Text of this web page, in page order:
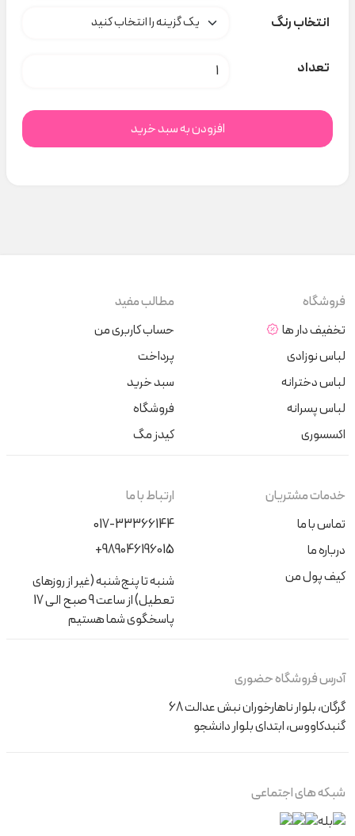
انتخاب رنگ
تعداد تیشرت و شلوارک خرس وبادکنک Poloni کد M0070 عدد
افزودن به سبد خرید
فروشگاه
تخفیف دار ها
لباس نوزادی
لباس دخترانه
لباس پسرانه
اکسسوری
مطالب مفید
حساب کاربری من
پرداخت
سبد خرید
فروشگاه
کیدز مگ
خدمات مشتریان
تماس با ما
درباره ما
کیف پول من
ارتباط با ما
017-33366144
+989046196015
شنبه تا پنج‌شنبه (غیر از روزهای
تعطیل) از ساعت 9 صبح الی 17
پاسخگوی شما هستیم
آدرس فروشگاه حضوری
گرگان، بلوار ناهارخوران نبش عدالت 68
گنبدکاووس، ابتدای بلوار دانشجو
شبکه های اجتماعی